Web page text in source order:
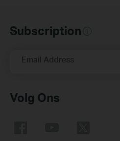
Subscription
Email Address
Volg Ons